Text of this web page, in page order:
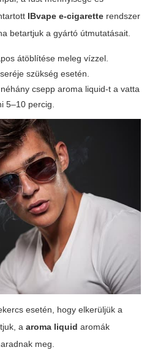
IBvape e-cigarette rendszer
betartjuk a gyártó útmutatásait.
átöblítése meleg vízzel.
szükség esetén.
csepp aroma liquid-t a vatta
5–10 percig.
esetén, hogy elkerüljük a
a aroma liquid aromák
meg.